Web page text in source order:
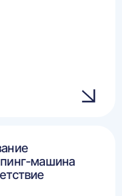
машина